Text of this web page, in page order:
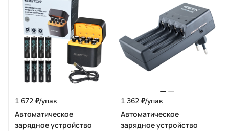
1 672 ₽/упак
Автоматическое
зарядное устройство
1 362 ₽/упак
Автоматическое
зарядное устройство